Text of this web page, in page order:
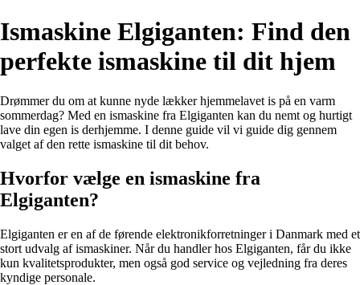
Ismaskine Elgiganten: Find den
perfekte ismaskine til dit hjem
Drømmer du om at kunne nyde lækker hjemmelavet is på en varm
sommerdag? Med en ismaskine fra Elgiganten kan du nemt og hurtigt
lave din egen is derhjemme. I denne guide vil vi guide dig gennem
valget af den rette ismaskine til dit behov.
Hvorfor vælge en ismaskine fra
Elgiganten?
Elgiganten er en af de førende elektronikforretninger i Danmark med et
stort udvalg af ismaskiner. Når du handler hos Elgiganten, får du ikke
kun kvalitetsprodukter, men også god service og vejledning fra deres
kyndige personale.